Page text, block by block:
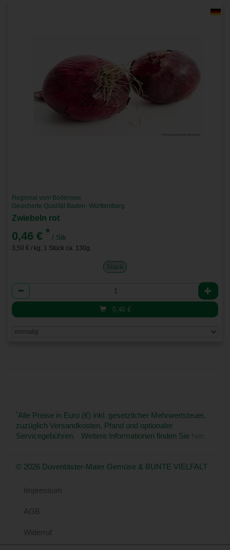
Regional vom Bodensee
Gesicherte Qualität Baden- Württemberg
Zwiebeln rot
0,46 € * / Stk
3,50 € / kg, 1 Stück ca. 130g
Stück
Anzahl
0,46 €
*Alle Preise in Euro (€) inkl. gesetzlicher Mehrwertsteuer,
zuzüglich Versandkosten, Pfand und optionaler
Servicegebühren. Weitere Informationen finden Sie hier.
© 2026 Duventäster-Maier Gemüse & BUNTE VIELFALT
Impressum
AGB
Widerruf